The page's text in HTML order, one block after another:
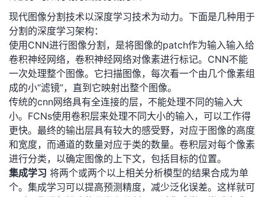
现代图像分割技术以深度学习技术为动力。下面是几种用于
分割的深度学习架构：
使用CNN进行图像分割，是将图像的patch作为输入输入给
卷积神经网络，卷积神经网络对像素进行标记。CNN不能
一次处理整个图像。它扫描图像，每次看一个由几个像素组
成的小“滤镜”，直到它映射出整个图像。
传统的cnn网络具有全连接的层，不能处理不同的输入大
小。FCNs使用卷积层来处理不同大小的输入，可以工作得
更快。最终的输出层具有较大的感受野，对应于图像的高度
和宽度，而通道的数量对应于类的数量。卷积层对每个像素
进行分类，以确定图像的上下文，包括目标的位置。
集成学习 将两个或两个以上相关分析模型的结果合成为单
个。集成学习可以提高预测精度，减少泛化误差。这样就可